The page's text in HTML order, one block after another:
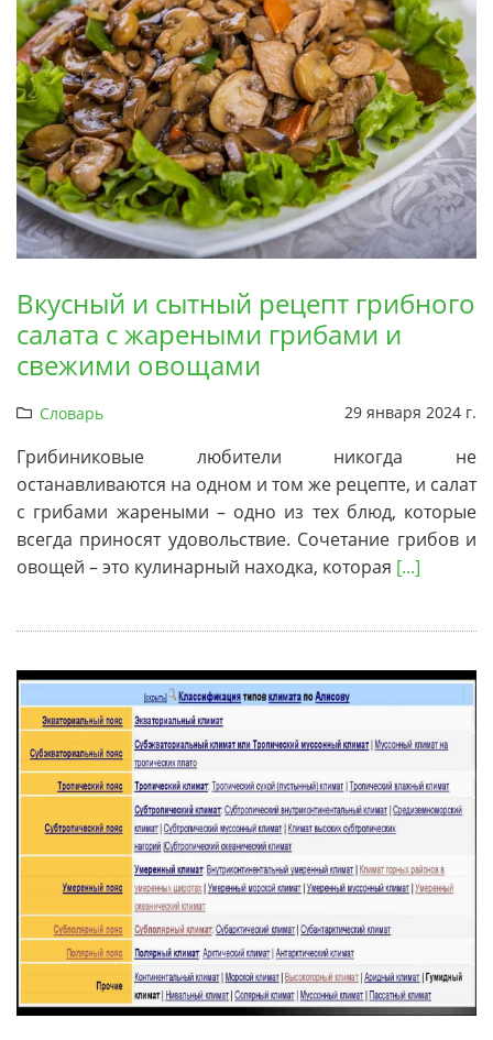
Вкусный и сытный рецепт грибного
салата с жареными грибами и
свежими овощами
Словарь 29 января 2024 г.
Грибиниковые любители никогда не
останавливаются на одном и том же рецепте, и салат
с грибами жареными – одно из тех блюд, которые
всегда приносят удовольствие. Сочетание грибов и
овощей – это кулинарный находка, которая [...]